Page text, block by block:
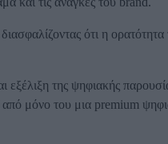
ότι η ορατότητα
εξέλιξη της ψηφιακής
μόνο του μια premium